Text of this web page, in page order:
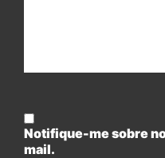
Notifique-me sobre
mail.